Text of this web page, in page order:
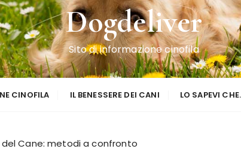
Dogdeliver
Sito di informazione cinofila
CINOFILA IL BENESSERE DEI CANI LO SAPEVI
del Cane: metodi a confronto